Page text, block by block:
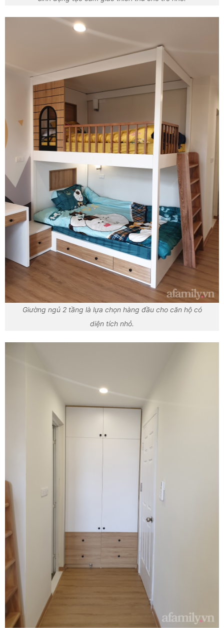
Giường ngủ 2 tầng là lựa chọn hàng đầu cho căn hộ có
diện tích nhỏ.